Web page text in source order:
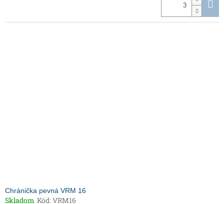
Chránička pevná VRM 16
Skladom Kód:VRM16